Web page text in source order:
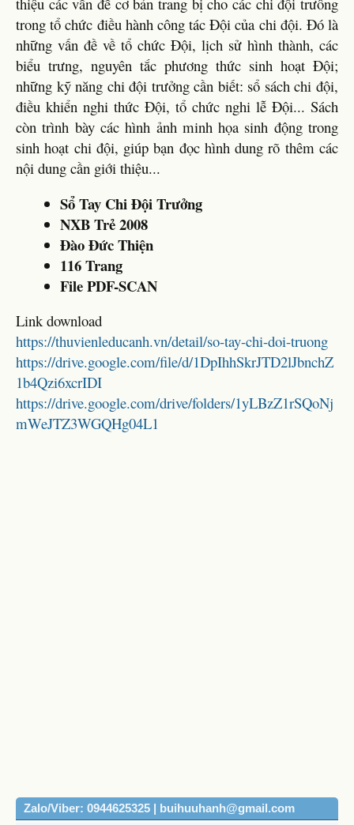
trong tổ chức điều hành công tác Đội của chi đội. Đó là
những vấn đề về tổ chức Đội, lịch sử hình thành, các
biểu trưng, nguyên tắc phương thức sinh hoạt Đội;
những kỹ năng chi đội trưởng cần biết: sổ sách chi đội,
điều khiển nghi thức Đội, tổ chức nghi lễ Đội... Sách
còn trình bày các hình ảnh minh họa sinh động trong
sinh hoạt chi đội, giúp bạn đọc hình dung rõ thêm các
nội dung cần giới thiệu...
Sổ Tay Chi Đội Trưởng
NXB Trẻ 2008
Đào Đức Thiện
116 Trang
File PDF-SCAN
Link download
https://thuvienleducanh.vn/detail/so-tay-chi-doi-truong
https://drive.google.com/file/d/1DpIhhSkrJTD2lJbnchZ
1b4Qzi6xcrIDI
https://drive.google.com/drive/folders/1yLBzZ1rSQoNj
mWeJTZ3WGQHg04L1
Zalo/Viber: 0944625325 | buihuuhanh@gmail.com